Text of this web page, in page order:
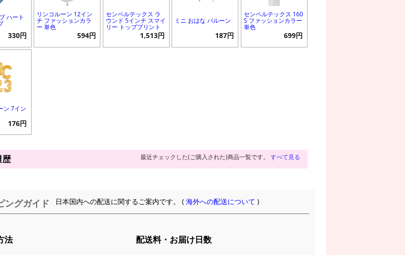
ハート
330円
リンコルーン 12イン
チ ファッションカラ
ー 単色
594円
センペルテックス ラ
ウンド 5インチ スマイ
リー トッププリント
1,513円
ミニ おはな バルーン
187円
センペルテックス 160
S ファッションカラー
単色
699円
ン 7イン
176円
歴 最近チェックした(ご購入された)商品一覧です。 すべて見る
ングガイド 日本国内への配送に関するご案内です。 (海外への配送について )
法 配送料・お届け日数